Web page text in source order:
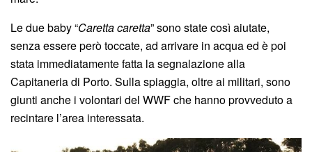
Le due baby “Caretta caretta” sono state così aiutate,
senza essere però toccate, ad arrivare in acqua ed è poi
stata immediatamente fatta la segnalazione alla
Capitaneria di Porto. Sulla spiaggia, oltre ai militari, sono
giunti anche i volontari del WWF che hanno provveduto a
recintare l’area interessata.